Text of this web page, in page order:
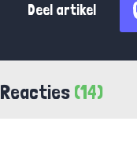
Deel artikel
Reacties (14)